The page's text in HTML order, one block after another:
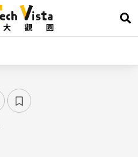
展